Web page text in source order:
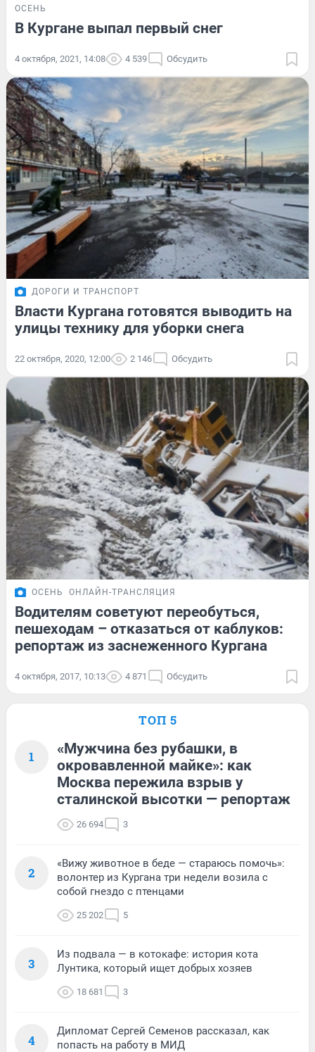
ОСЕНЬ
В Кургане выпал первый снег
4 октября, 2021, 14:08 4 539 Обсудить
ДОРОГИ И ТРАНСПОРТ
Власти Кургана готовятся выводить на
улицы технику для уборки снега
22 октября, 2020, 12:00 2 146 Обсудить
ОСЕНЬ ОНЛАЙН-ТРАНСЛЯЦИЯ
Водителям советуют переобуться,
пешеходам – отказаться от каблуков:
репортаж из заснеженного Кургана
4 октября, 2017, 10:13 4 871 Обсудить
ТОП 5
1
«Мужчина без рубашки, в
окровавленной майке»: как
Москва пережила взрыв у
сталинской высотки — репортаж
26 694 3
2
«Вижу животное в беде — стараюсь помочь»:
волонтер из Кургана три недели возила с
собой гнездо с птенцами
25 202 5
3
Из подвала — в котокафе: история кота
Лунтика, который ищет добрых хозяев
18 681 3
4
Дипломат Сергей Семенов рассказал, как
попасть на работу в МИД